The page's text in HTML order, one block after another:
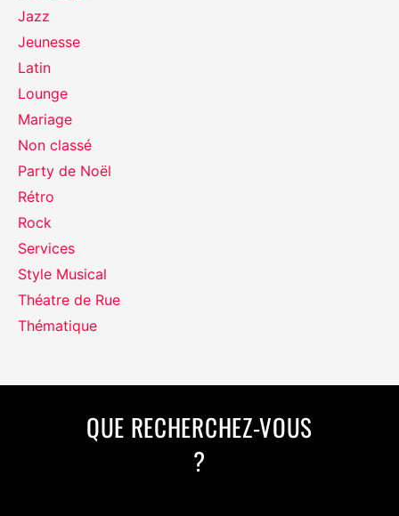
Jazz
Jeunesse
Latin
Lounge
Mariage
Non classé
Party de Noël
Rétro
Rock
Services
Style Musical
Théatre de Rue
Thématique
QUE RECHERCHEZ-VOUS
?